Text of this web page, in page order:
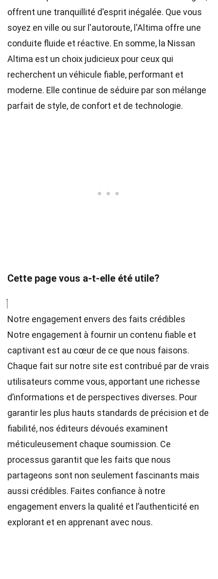
offrent une tranquillité d'esprit inégalée. Que vous
soyez en ville ou sur l'autoroute, l'Altima offre une
conduite fluide et réactive. En somme, la Nissan
Altima est un choix judicieux pour ceux qui
recherchent un véhicule fiable, performant et
moderne. Elle continue de séduire par son mélange
parfait de style, de confort et de technologie.
Cette page vous a-t-elle été utile?
Notre engagement envers des faits crédibles
Notre engagement à fournir un contenu fiable et
captivant est au cœur de ce que nous faisons.
Chaque fait sur notre site est contribué par de vrais
utilisateurs comme vous, apportant une richesse
d’informations et de perspectives diverses. Pour
garantir les plus hauts standards de précision et de
fiabilité, nos éditeurs dévoués examinent
méticuleusement chaque soumission. Ce
processus garantit que les faits que nous
partageons sont non seulement fascinants mais
aussi crédibles. Faites confiance à notre
engagement envers la qualité et l’authenticité en
explorant et en apprenant avec nous.